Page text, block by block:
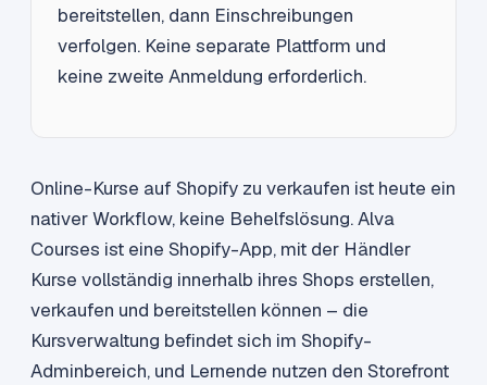
bereitstellen, dann Einschreibungen
verfolgen. Keine separate Plattform und
keine zweite Anmeldung erforderlich.
Online-Kurse auf Shopify zu verkaufen ist heute ein
nativer Workflow, keine Behelfslösung. Alva
Courses ist eine Shopify-App, mit der Händler
Kurse vollständig innerhalb ihres Shops erstellen,
verkaufen und bereitstellen können – die
Kursverwaltung befindet sich im Shopify-
Adminbereich, und Lernende nutzen den Storefront